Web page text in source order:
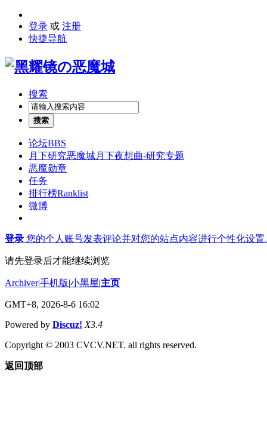
登录 或 注册
快捷导航
搜索
搜索
论坛BBS
月下研究恶魔城月下夜想曲-研究专题
恶魔勋章
任务
排行榜Ranklist
微博
登录 您的个人账号发表评论并对您的站点内容进行个性化设置
请先登录后才能继续浏览
Archiver|手机版|小黑屋|主页
GMT+8, 2026-8-6 16:02
Powered by Discuz! X3.4
Copyright © 2003 CVCV.NET. all rights reserved.
返回顶部